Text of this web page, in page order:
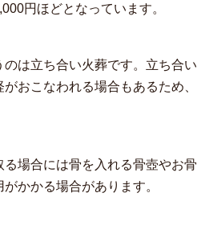
円ほどとなっています。
は立ち合い火葬です。立ち合い
おこなわれる場合もあるため、
場合には骨を入れる骨壺やお骨
かかる場合があります。